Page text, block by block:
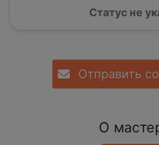
Статус не
Отправить
О